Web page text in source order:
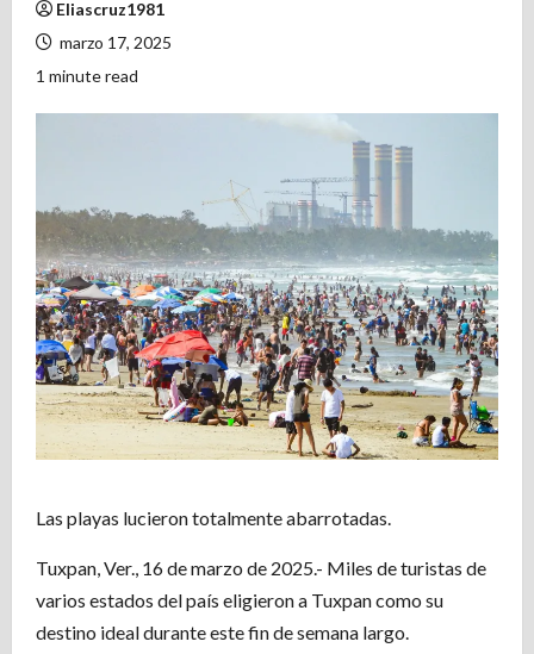
Eliascruz1981
marzo 17, 2025
1 minute read
Las playas lucieron totalmente abarrotadas.
Tuxpan, Ver., 16 de marzo de 2025.- Miles de turistas de
varios estados del país eligieron a Tuxpan como su
destino ideal durante este fin de semana largo.